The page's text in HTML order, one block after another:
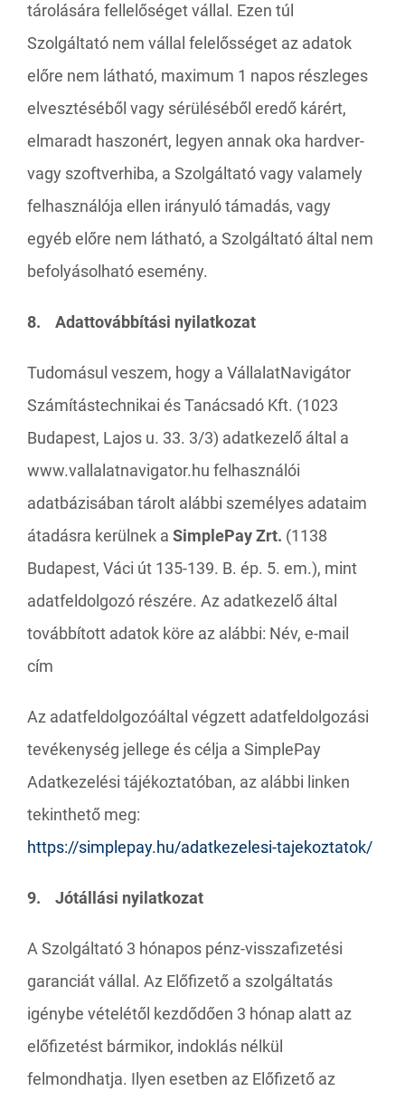
tárolására fellelőséget vállal. Ezen túl
Szolgáltató nem vállal felelősséget az adatok
előre nem látható, maximum 1 napos részleges
elvesztéséből vagy sérüléséből eredő kárért,
elmaradt haszonért, legyen annak oka hardver-
vagy szoftverhiba, a Szolgáltató vagy valamely
felhasználója ellen irányuló támadás, vagy
egyéb előre nem látható, a Szolgáltató által nem
befolyásolható esemény.
8. Adattovábbítási nyilatkozat
Tudomásul veszem, hogy a VállalatNavigátor
Számítástechnikai és Tanácsadó Kft. (1023
Budapest, Lajos u. 33. 3/3) adatkezelő által a
www.vallalatnavigator.hu felhasználói
adatbázisában tárolt alábbi személyes adataim
átadásra kerülnek a SimplePay Zrt. (1138
Budapest, Váci út 135-139. B. ép. 5. em.), mint
adatfeldolgozó részére. Az adatkezelő által
továbbított adatok köre az alábbi: Név, e-mail
cím
Az adatfeldolgozóáltal végzett adatfeldolgozási
tevékenység jellege és célja a SimplePay
Adatkezelési tájékoztatóban, az alábbi linken
tekinthető meg:
https://simplepay.hu/adatkezelesi-tajekoztatok/
9. Jótállási nyilatkozat
A Szolgáltató 3 hónapos pénz-visszafizetési
garanciát vállal. Az Előfizető a szolgáltatás
igénybe vételétől kezdődően 3 hónap alatt az
előfizetést bármikor, indoklás nélkül
felmondhatja. Ilyen esetben az Előfizető az